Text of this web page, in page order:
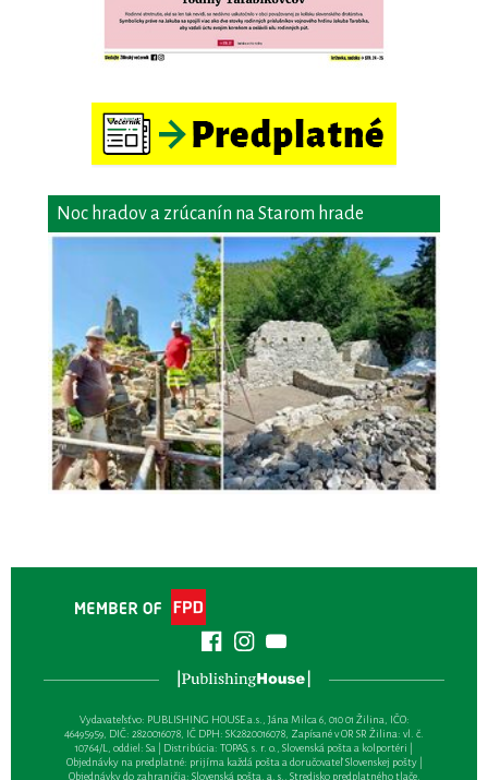
Noc hradov a zrúcanín na Starom hrade
Vydavateľsťvo: PUBLISHING HOUSE a.s., Jána Milca 6, 010 01 Žilina, IČO:
46495959, DIČ: 2820016078, IČ DPH: SK2820016078, Zapísané v OR SR Žilina: vl. č.
10764/L, oddiel: Sa | Distribúcia: TOPAS, s. r. o., Slovenská pošta a kolportéri |
Objednávky na predplatné: prijíma každá pošta a doručovateľ Slovenskej pošty |
Objednávky do zahraničia: Slovenská pošta, a. s., Stredisko predplatného tlače,